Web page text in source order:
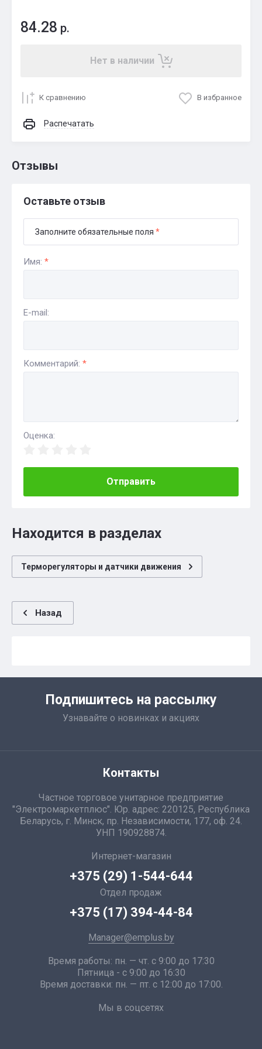
84.28 р.
Нет в наличии
К сравнению В избранное
Распечатать
Отзывы
Оставьте отзыв
Заполните обязательные поля *
Имя: *
E-mail:
Комментарий: *
Оценка:
Отправить
Находится в разделах
Терморегуляторы и датчики движения
Назад
Подпишитесь на рассылку
Узнавайте о новинках и акциях
Контакты
Частное торговое унитарное предприятие
"Электромаркетплюс". Юр. адрес: 220125, Республика
Беларусь, г. Минск, пр. Независимости, 177, оф. 24.
УНП 190928874.
Интернет-магазин
+375 (29) 1-544-644
Отдел продаж
+375 (17) 394-44-84
Manager@emplus.by
Время работы: пн. — чт. с 9:00 до 17:30
Пятница - с 9:00 до 16:30
Время доставки: пн. — пт. с 12:00 до 17:00.
Мы в соцсетях